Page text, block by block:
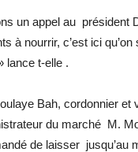
un appel au président
à nourrir, c’est ici
lance t-elle .
Bah, cordonnier
du marché M.
de laisser